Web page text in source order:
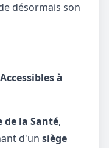
désormais son
à
de la Santé,
d'un siège